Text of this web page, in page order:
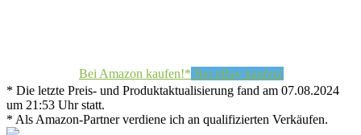
Bei Amazon kaufen!* Bei eBay kaufen!
* Die letzte Preis- und Produktaktualisierung fand am 07.08.2024
um 21:53 Uhr statt.
* Als Amazon-Partner verdiene ich an qualifizierten Verkäufen.